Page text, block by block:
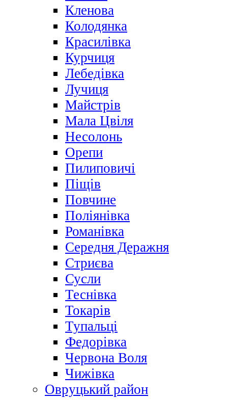
Кленова
Колодянка
Красилівка
Курчиця
Лебедівка
Лучиця
Майстрів
Мала Цвіля
Несолонь
Орепи
Пилиповичі
Піщів
Повчине
Поліянівка
Романівка
Середня Деражня
Стриєва
Сусли
Теснівка
Токарів
Тупальці
Федорівка
Червона Воля
Чижівка
Овруцький район